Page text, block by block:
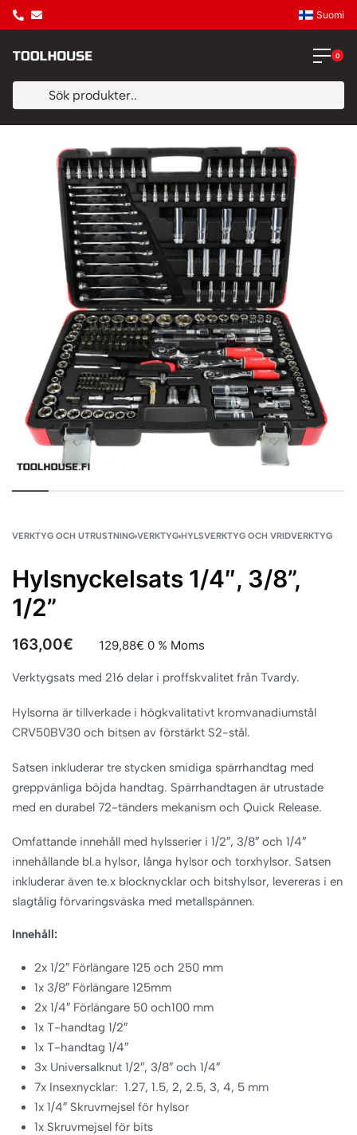
Suomi
0
VERKTYG OCH UTRUSTNING›VERKTYG›HYLSVERKTYG OCH VRIDVERKTYG
Hylsnyckelsats 1/4″, 3/8”,
1/2”
163,00€ 129,88€ 0 % Moms
Verktygsats med 216 delar i proffskvalitet från Tvardy.
Hylsorna är tillverkade i högkvalitativt kromvanadiumstål
CRV50BV30 och bitsen av förstärkt S2-stål.
Satsen inkluderar tre stycken smidiga spärrhandtag med
greppvänliga böjda handtag. Spärrhandtagen är utrustade
med en durabel 72-tänders mekanism och Quick Release.
Omfattande innehåll med hylsserier i 1/2″, 3/8″ och 1/4″
innehållande bl.a hylsor, långa hylsor och torxhylsor. Satsen
inkluderar även te.x blocknycklar och bitshylsor, levereras i en
slagtålig förvaringsväska med metallspännen.
Innehåll:
2x 1/2″ Förlängare 125 och 250 mm
1x 3/8″ Förlängare 125mm
2x 1/4″ Förlängare 50 och100 mm
1x T-handtag 1/2″
1x T-handtag 1/4″
3x Universalknut 1/2″, 3/8″ och 1/4″
7x Insexnycklar: 1.27, 1.5, 2, 2.5, 3, 4, 5 mm
1x 1/4″ Skruvmejsel för hylsor
1x Skruvmejsel för bits